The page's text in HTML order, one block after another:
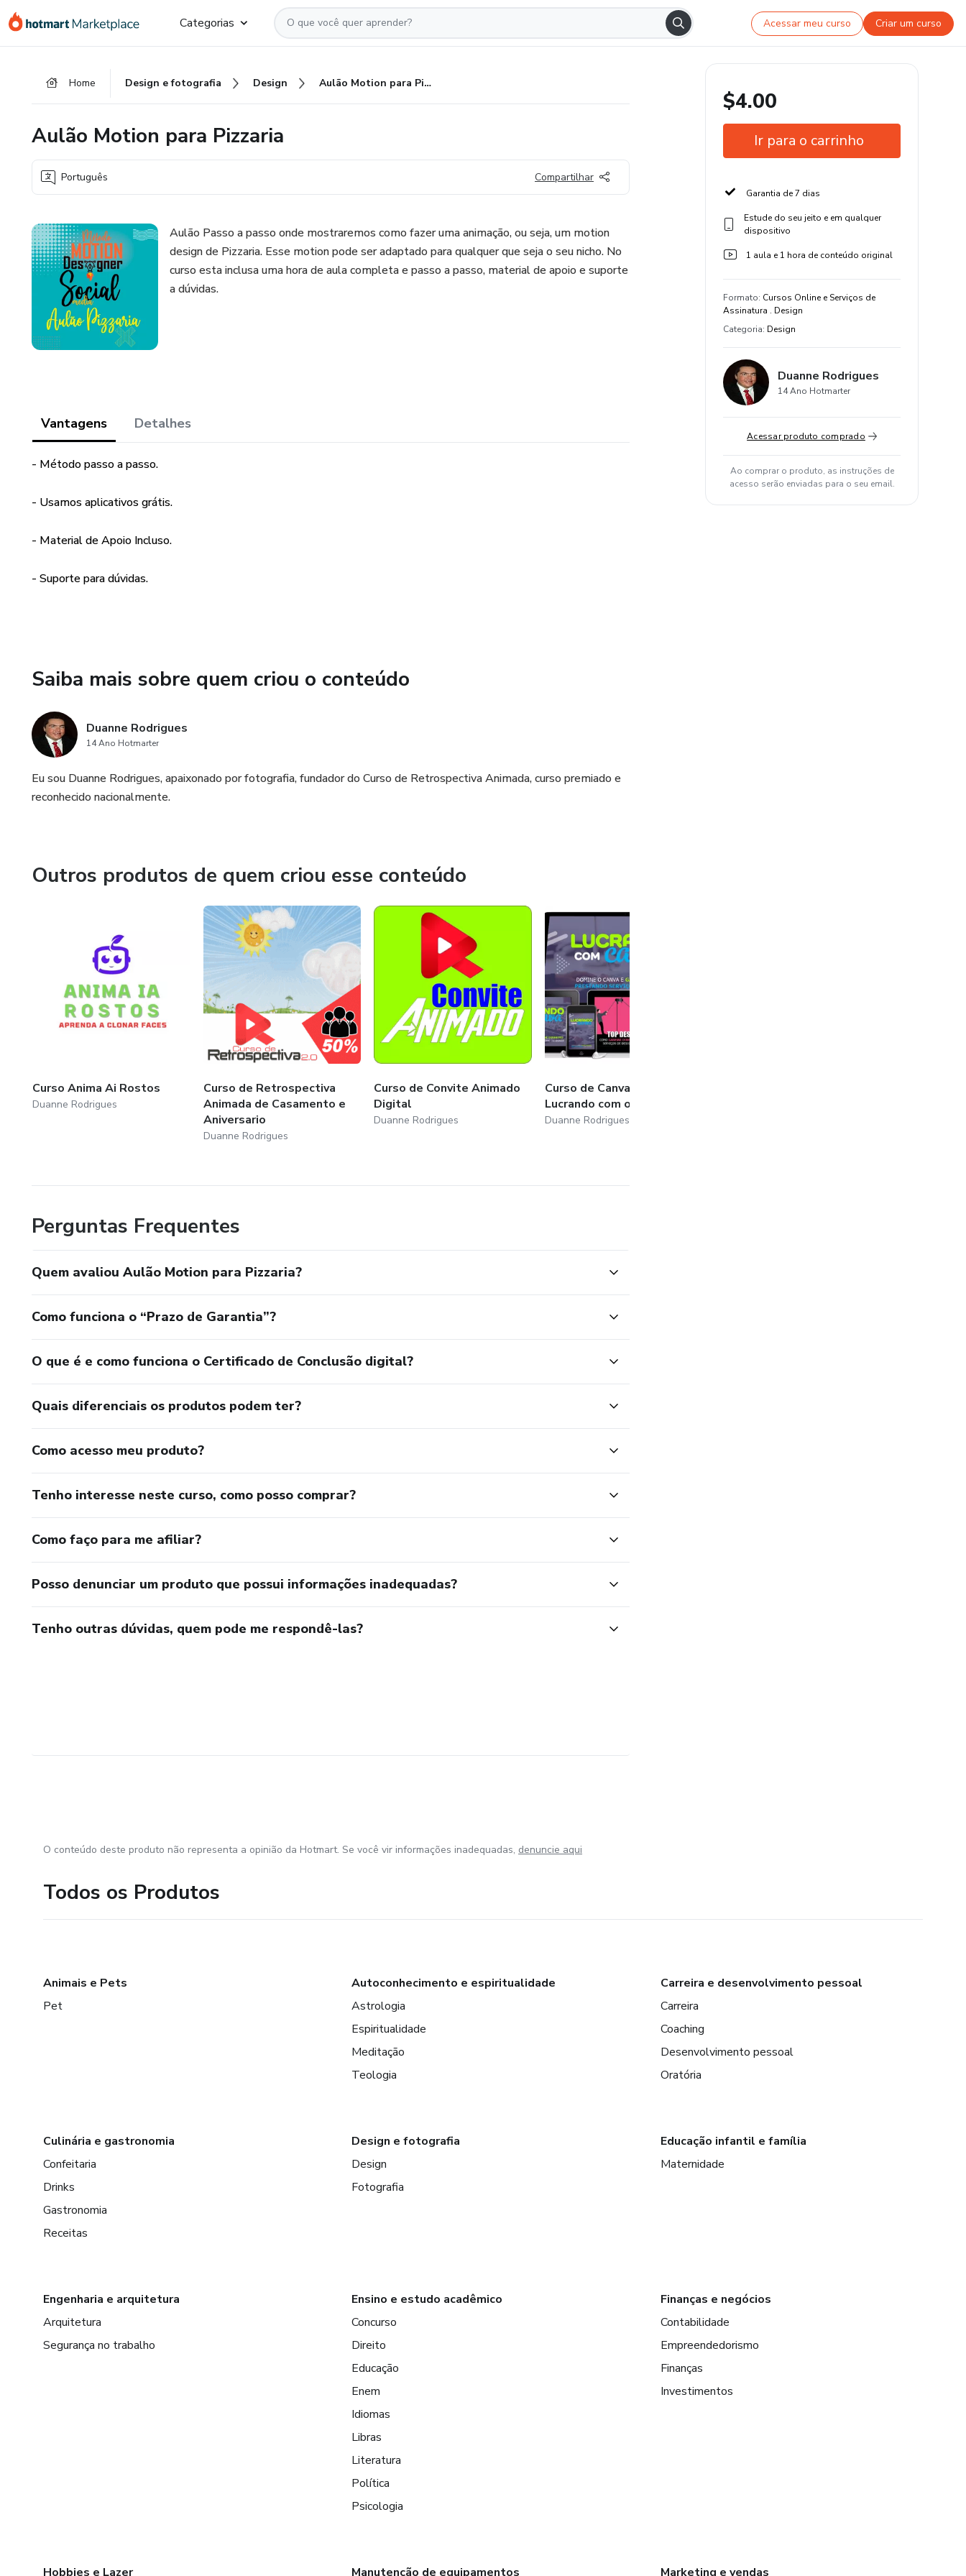
para
para
para
Categorias Acessar meu curso Criar um curso
Home Design e fotografia Design Aulão Motion para Pizzaria
Aulão Motion para Pizzaria
Português Compartilhar
Aulão Passo a passo onde mostraremos como fazer uma animação, ou seja, um motion
design de Pizzaria. Esse motion pode ser adaptado para qualquer que seja o seu nicho. No
curso esta inclusa uma hora de aula completa e passo a passo, material de apoio e suporte
a dúvidas.
Vantagens Detalhes
- Método passo a passo.
- Usamos aplicativos grátis.
- Material de Apoio Incluso.
- Suporte para dúvidas.
Saiba mais sobre quem criou o conteúdo
Duanne Rodrigues
14 Ano Hotmarter
Eu sou Duanne Rodrigues, apaixonado por fotografia, fundador do Curso de Retrospectiva Animada, curso premiado e
reconhecido nacionalmente.
Outros produtos de quem criou esse conteúdo
Curso Anima Ai Rostos
Duanne Rodrigues
Curso de Retrospectiva
Animada de Casamento e
Aniversario
Duanne Rodrigues
Curso de Convite Animado
Digital
Duanne Rodrigues
Curso de Canva Completo -
Lucrando com o Canva
Duanne Rodrigues
Perguntas Frequentes
Quem avaliou Aulão Motion para Pizzaria?
Como funciona o “Prazo de Garantia”?
O que é e como funciona o Certificado de Conclusão digital?
Quais diferenciais os produtos podem ter?
Como acesso meu produto?
Tenho interesse neste curso, como posso comprar?
Como faço para me afiliar?
Posso denunciar um produto que possui informações inadequadas?
Tenho outras dúvidas, quem pode me respondê-las?
$4.00
Ir para o carrinho
Garantia de 7 dias
Estude do seu jeito e em qualquer
dispositivo
1 aula e 1 hora de conteúdo original
Formato: Cursos Online e Serviços de
Assinatura . Design
Categoria: Design
Duanne Rodrigues
14 Ano Hotmarter
Acessar produto comprado
Ao comprar o produto, as instruções de
acesso serão enviadas para o seu email.
O conteúdo deste produto não representa a opinião da Hotmart. Se você vir informações inadequadas, denuncie aqui
Todos os Produtos
Animais e Pets
Pet
Autoconhecimento e espiritualidade
Astrologia
Espiritualidade
Meditação
Teologia
Carreira e desenvolvimento pessoal
Carreira
Coaching
Desenvolvimento pessoal
Oratória
Culinária e gastronomia
Confeitaria
Drinks
Gastronomia
Receitas
Design e fotografia
Design
Fotografia
Educação infantil e família
Maternidade
Engenharia e arquitetura
Arquitetura
Segurança no trabalho
Ensino e estudo acadêmico
Concurso
Direito
Educação
Enem
Idiomas
Libras
Literatura
Política
Psicologia
Finanças e negócios
Contabilidade
Empreendedorismo
Finanças
Investimentos
Hobbies e Lazer Manutenção de equipamentos Marketing e vendas